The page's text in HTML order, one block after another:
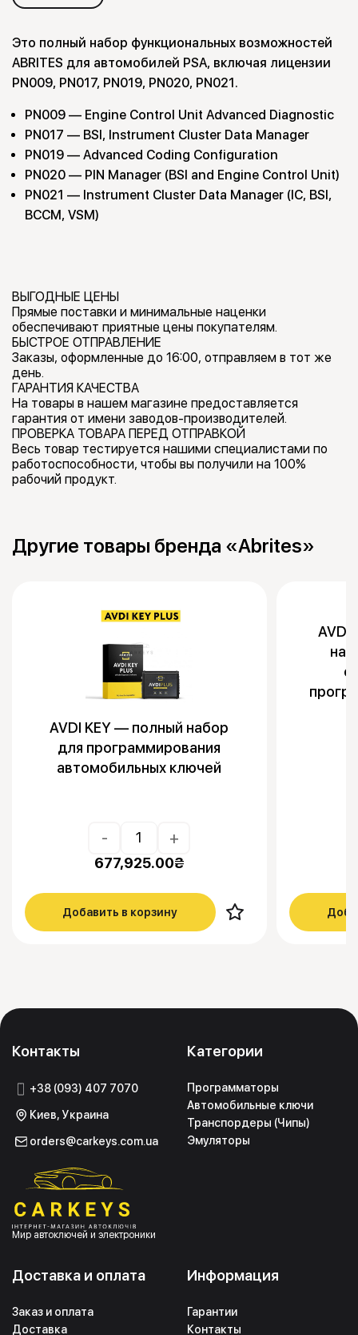
Это полный набор функциональных возможностей
ABRITES для автомобилей PSA, включая лицензии
PN009, PN017, PN019, PN020, PN021.
PN009 — Engine Control Unit Advanced Diagnostic
PN017 — BSI, Instrument Cluster Data Manager
PN019 — Advanced Coding Configuration
PN020 — PIN Manager (BSI and Engine Control Unit)
PN021 — Instrument Cluster Data Manager (IC, BSI,
BCCM, VSM)
ВЫГОДНЫЕ ЦЕНЫ
Прямые поставки и минимальные наценки
обеспечивают приятные цены покупателям.
БЫСТРОЕ ОТПРАВЛЕНИЕ
Заказы, оформленные до 16:00, отправляем в тот же
день.
ГАРАНТИЯ КАЧЕСТВА
На товары в нашем магазине предоставляется
гарантия от имени заводов-производителей.
ПРОВЕРКА ТОВАРА ПЕРЕД ОТПРАВКОЙ
Весь товар тестируется нашими специалистами по
работоспособности, чтобы вы получили на 100%
рабочий продукт.
Другие товары бренда «Abrites»
AVDI KEY — полный набор
для программирования
автомобильных ключей
- +
677,925.00₴
Добавить в корзину
AVDI
Контакты
+38 (093) 407 7070
Киев, Украина
orders@carkeys.com.ua
Мир автоключей и электроники
Категории
Программаторы
Автомобильные ключи
Транспордеры (Чипы)
Эмуляторы
Информация
Гарантии
Контакты
Доставка и оплата
Заказ и оплата
Доставка